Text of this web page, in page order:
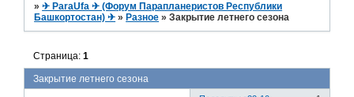
»✈ ParaUfa ✈ (Форум Парапланеристов Республики
Башкортостан) ✈ » Разное »Закрытие летнего сезона
Закрытие летнего сезона
Страница:1